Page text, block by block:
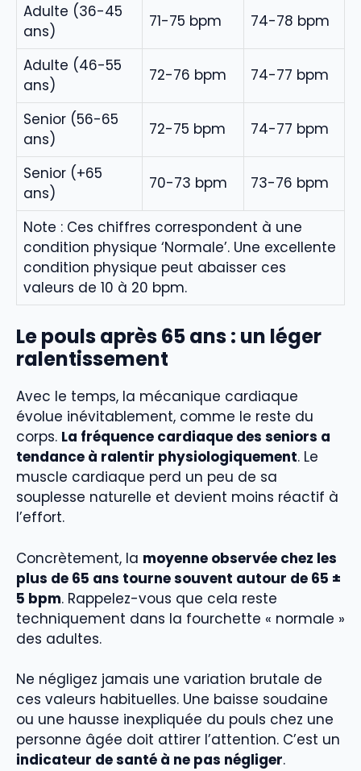
Adulte (36-45
ans)
71-75 bpm 74-78 bpm
Adulte (46-55
ans)
72-76 bpm 74-77 bpm
Senior (56-65
ans)
72-75 bpm 74-77 bpm
Senior (+65
ans)
70-73 bpm 73-76 bpm
Note : Ces chiffres correspondent à une
condition physique ‘Normale’. Une excellente
condition physique peut abaisser ces
valeurs de 10 à 20 bpm.
Le pouls après 65 ans : un léger
ralentissement
Avec le temps, la mécanique cardiaque
évolue inévitablement, comme le reste du
corps. La fréquence cardiaque des seniors a
tendance à ralentir physiologiquement. Le
muscle cardiaque perd un peu de sa
souplesse naturelle et devient moins réactif à
l’effort.
Concrètement, la moyenne observée chez les
plus de 65 ans tourne souvent autour de 65 ±
5 bpm. Rappelez-vous que cela reste
techniquement dans la fourchette « normale »
des adultes.
Ne négligez jamais une variation brutale de
ces valeurs habituelles. Une baisse soudaine
ou une hausse inexpliquée du pouls chez une
personne âgée doit attirer l’attention. C’est un
indicateur de santé à ne pas négliger.